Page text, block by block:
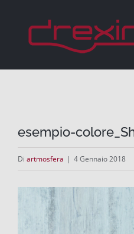
esempio-
Di artmosfera | 4 Gennaio 2018